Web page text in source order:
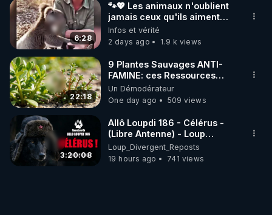
6:28
🐾💖 Les animaux n'oublient
jamais ceux qu'ils aiment…
🥹❤️
Infos et vérité
2 days ago
1.9 k views
22:18
9 Plantes Sauvages ANTI-
FAMINE: ces Ressources
JARDIN&des Haies
Un Démodérateur
One day ago
509 views
3:20:08
Allô Loupdi 186 - Célérus -
(Libre Antenne) - Loup
Divergent 2026.08.06
Loup_Divergent_Reposts
19 hours ago
741 views